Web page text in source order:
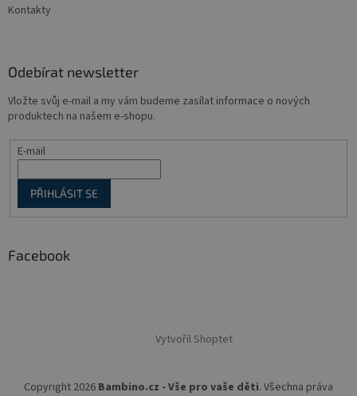
Kontakty
Odebírat newsletter
Vložte svůj e-mail a my vám budeme zasílat informace o nových
produktech na našem e-shopu.
E-mail
PŘIHLÁSIT SE
Facebook
Vytvořil Shoptet
Copyright 2026 Bambino.cz - Vše pro vaše děti. Všechna práva